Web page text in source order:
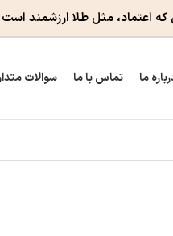
اعتماد، مثل طلا ارزشمند است
ما تماس با ما سوالات